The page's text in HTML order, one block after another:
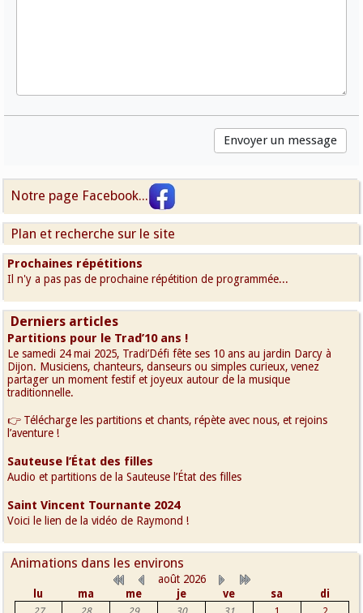
Notre page Facebook...
Plan et recherche sur le site
Prochaines répétitions
Il n'y a pas pas de prochaine répétition de programmée...
Derniers articles
Partitions pour le Trad’10 ans !
Le samedi 24 mai 2025, Tradi’Défi fête ses 10 ans au jardin Darcy à
Dijon. Musiciens, chanteurs, danseurs ou simples curieux, venez
partager un moment festif et joyeux autour de la musique
traditionnelle.
👉 Télécharge les partitions et chants, répète avec nous, et rejoins
l’aventure !
Sauteuse l’État des filles
Audio et partitions de la Sauteuse l’État des filles
Saint Vincent Tournante 2024
Voici le lien de la vidéo de Raymond !
Animations dans les environs
août 2026
lu
ma me je ve sa di